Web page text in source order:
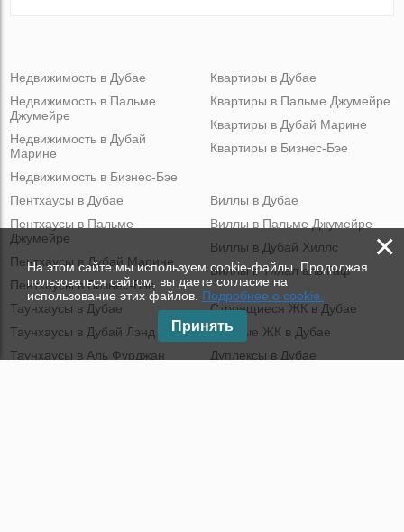
Недвижимость в Дубае
Недвижимость в Пальме
Джумейре
Недвижимость в Дубай
Марине
Недвижимость в Бизнес-Бэе
Квартиры в Дубае
Квартиры в Пальме Джумейре
Квартиры в Дубай Марине
Квартиры в Бизнес-Бэе
Пентхаусы в Дубае
Пентхаусы в Пальме
Джумейре
Пентхаусы в Дубай Марине
Пентхаусы в Бизнес-Бэе
Виллы в Дубае
Виллы в Пальме Джумейре
Виллы в Дубай Хиллс
Виллы в Тилал аль Гаф
Таунхаусы в Дубае
Таунхаусы в Дубай Лэнд
Таунхаусы в Аль Фурджан
Строящиеся ЖК в Дубае
Готовые ЖК в Дубае
Дуплексы в Дубае
×
На этом сайте мы используем cookie-файлы. Продолжая
пользоваться сайтом, вы даете согласие на
использование этих файлов. Подробнее о cookie.
Принять